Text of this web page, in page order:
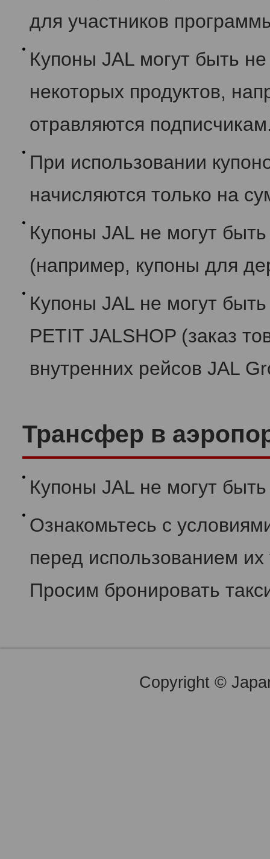
для участников
Купоны JAL могут быть
некоторых продуктов,
отравляются
При использовании
начисляются только на
Купоны JAL не могут
(например, купоны для
Купоны JAL не могут
PETIT JALSHOP (заказ
внутренних рейсов JAL
Трансфер в
Купоны JAL не могут
Ознакомьтесь с
перед использованием
Просим бронировать
Copyright ©